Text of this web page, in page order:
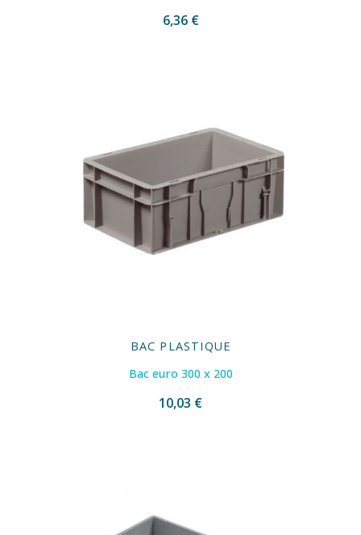
6,36 €
BAC PLASTIQUE
Bac euro 300 x 200
10,03 €